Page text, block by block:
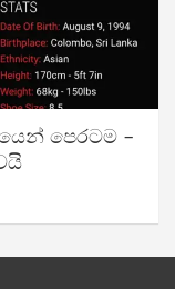
පෙරටම –